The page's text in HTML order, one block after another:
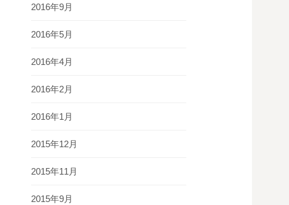
2016年9月
2016年5月
2016年4月
2016年2月
2016年1月
2015年12月
2015年11月
2015年9月